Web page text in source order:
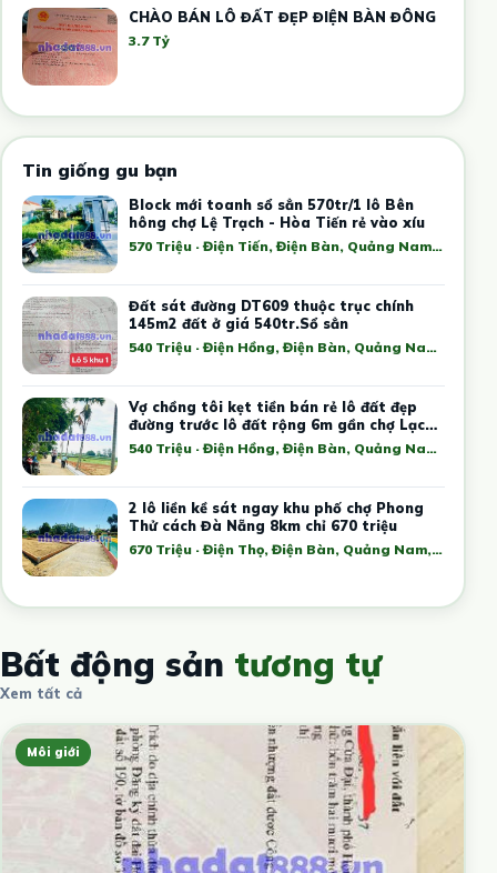
CHÀO BÁN LÔ ĐẤT ĐẸP ĐIỆN BÀN ĐÔNG
3.7 Tỷ
Tin giống gu bạn
Block mới toanh sổ sẳn 570tr/1 lô Bên
hông chợ Lệ Trạch - Hòa Tiến rẻ vào xíu
570 Triệu · Điện Tiến, Điện Bàn, Quảng Nam, Việt Nam
Đất sát đường DT609 thuộc trục chính
145m2 đất ở giá 540tr.Sổ sẳn
540 Triệu · Điện Hồng, Điện Bàn, Quảng Nam, Việt Nam
Vợ chồng tôi kẹt tiền bán rẻ lô đất đẹp
đường trước lô đất rộng 6m gần chợ Lạc
Thanh
540 Triệu · Điện Hồng, Điện Bàn, Quảng Nam, Việt Nam
2 lô liền kề sát ngay khu phố chợ Phong
Thử cách Đà Nẵng 8km chỉ 670 triệu
670 Triệu · Điện Thọ, Điện Bàn, Quảng Nam, Việt Nam
Bất động sản tương tự
Xem tất cả
Môi giới